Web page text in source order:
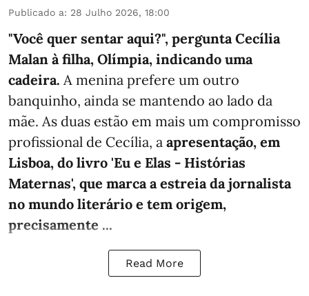
Publicado a: 28 Julho 2026, 18:00
"Você quer sentar aqui?", pergunta Cecília
Malan à filha, Olímpia, indicando uma
cadeira. A menina prefere um outro
banquinho, ainda se mantendo ao lado da
mãe. As duas estão em mais um compromisso
profissional de Cecília, a apresentação, em
Lisboa, do livro 'Eu e Elas - Histórias
Maternas', que marca a estreia da jornalista
no mundo literário e tem origem,
precisamente ...
Read More